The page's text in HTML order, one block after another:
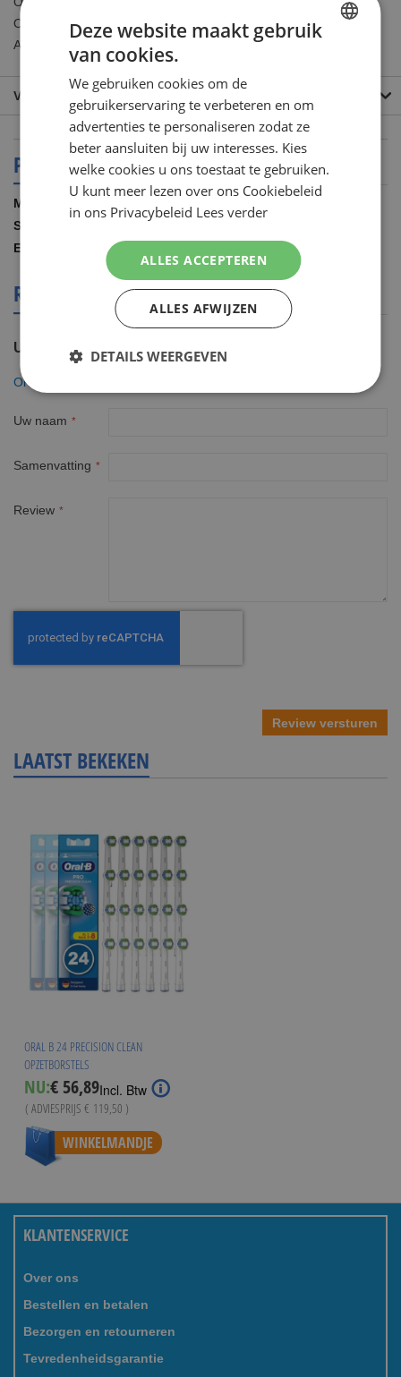
Oral-B Vitality Dual Clean - Oral-B AdvancePower 400 - Oral-B
AdvancePower 900
VEEL GESTELDE VRAGEN
PRODUCT SPECIFICATIES
Meer
informatie
4210201000730
REVIEWS OVER DIT PRODUCT
U plaatst een review over:
Oral B 24 Precision Clean Opzetborstels
Uw naam
Samenvatting
Review
Review versturen
LAATST BEKEKEN
ORAL B 24 PRECISION CLEAN
OPZETBORSTELS
NU:Special
Price
€ 56,89Incl. Btw
( ADVIESPRIJS € 119,50 )
WINKELMANDJE
KLANTENSERVICE
Over ons
Bestellen en betalen
Bezorgen en retourneren
Tevredenheidsgarantie
Deze website maakt gebruik
van cookies.
We gebruiken cookies om de
gebruikerservaring te verbeteren en om
advertenties te personaliseren zodat ze
beter aansluiten bij uw interesses. Kies
welke cookies u ons toestaat te gebruiken.
U kunt meer lezen over ons Cookiebeleid
in ons Privacybeleid Lees verder
ALLES ACCEPTEREN
ALLES AFWIJZEN
DETAILS WEERGEVEN